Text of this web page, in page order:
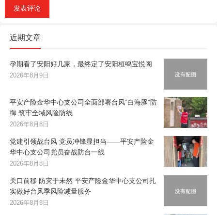
近期文章
孕期看了安阳好几家，最终定了安阳桓鸣宝悦阁
2026年8月9日
平安产险金华中心支公司全面部署台风“白海豚”防
御 筑牢全域风险防线
2026年8月8日
党建引领战台风 党员冲锋显担当——平安产险金
华中心支公司党员奋战防台一线
2026年8月8日
关口前移 防灾于未然 平安产险金华中心支公司扎
实做好台风季风险减量服务
2026年8月8日